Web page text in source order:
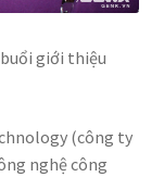
giới thiệu
(công ty
nghệ công